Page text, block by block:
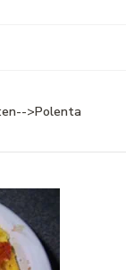
>Polenta